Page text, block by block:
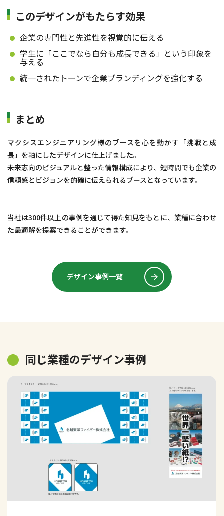
このデザインがもたらす効果
企業の専門性と先進性を視覚的に伝える
学生に「ここでなら自分も成長できる」という印象を
与える
統一されたトーンで企業ブランディングを強化する
まとめ
マクシスエンジニアリング様のブースを心を動かす「挑戦と成
長」を軸にしたデザインに仕上げました。
未来志向のビジュアルと整った情報構成により、短時間でも企業の
信頼感とビジョンを的確に伝えられるブースとなっています。
当社は300件以上の事例を通じて得た知見をもとに、業種に合わせ
た最適解を提案できることができます。
デザイン事例一覧
同じ業種のデザイン事例